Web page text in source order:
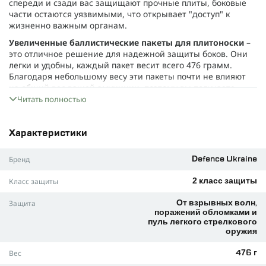
спереди и сзади вас защищают прочные плиты, боковые
части остаются уязвимыми, что открывает "доступ" к
жизненно важным органам.
Увеличенные баллистические пакеты для плитоноски –
это отличное решение для надежной защиты боков. Они
легки и удобны, каждый пакет весит всего 476 грамм.
Благодаря небольшому весу эти пакеты почти не влияют
на общий вес вашей амуниции, поэтому вы получаете
максимальную защиту без потери комфорта.
Класс защиты: 2 класс, защита от пуль 7.62×25 мм,
Материал
: СВМПЭ (сверхвысокомолекулярный
используемый в производстве баллистических пакетов.
Вес одного пакета
: всего 476 г – это значительно легче,
- L/XL: 190 × 340 мм.
Читать полностью
Характеристики
Бренд Defence Ukraine
Класс защиты 2 класс защиты
Защита
От взрывных волн,
поражений обломками и
пуль легкого стрелкового
оружия
Вес 476 г